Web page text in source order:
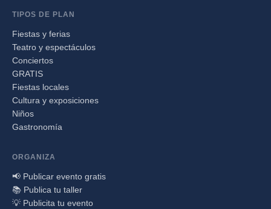
TIPOS DE PLAN
Fiestas y ferias
Teatro y espectáculos
Conciertos
GRATIS
Fiestas locales
Cultura y exposiciones
Niños
Gastronomía
ORGANIZA
📢 Publicar evento gratis
📚 Publica tu taller
💡 Publicita tu evento